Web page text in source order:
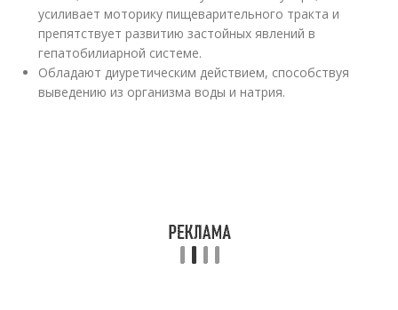
усиливает моторику пищеварительного тракта и
препятствует развитию застойных явлений в
гепатобилиарной системе.
Обладают диуретическим действием, способствуя
выведению из организма воды и натрия.